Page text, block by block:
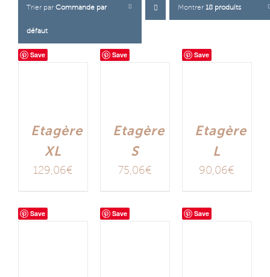
Trier par Commande par
défaut
Montrer 18 produits
Save
Etagère
XL
129,06€
Save
Etagère
S
75,06€
Save
Etagère
L
90,06€
Save Save Save